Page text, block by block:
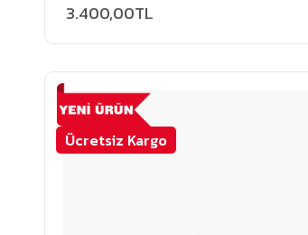
3.400,00TL
Ücretsiz Kargo